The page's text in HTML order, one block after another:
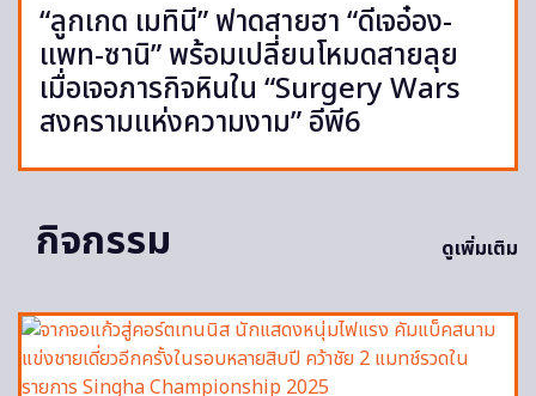
“ลูกเกด เมทินี” ฟาดสายฮา “ดีเจอ๋อง-
แพท-ซานิ” พร้อมเปลี่ยนโหมดสายลุย
เมื่อเจอภารกิจหินใน “Surgery Wars
สงครามแห่งความงาม” อีพี6
กิจกรรม ดูเพิ่มเติม